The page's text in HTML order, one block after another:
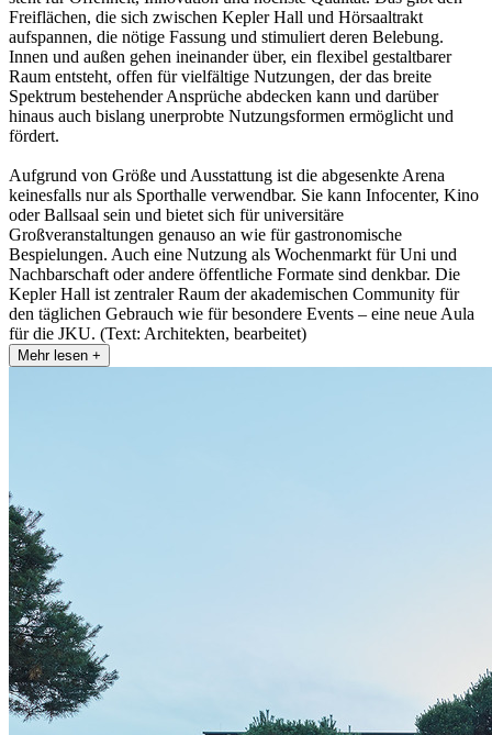
Freiflächen, die sich zwischen Kepler Hall und Hörsaaltrakt
aufspannen, die nötige Fassung und stimuliert deren Belebung.
Innen und außen gehen ineinander über, ein flexibel gestaltbarer
Raum entsteht, offen für vielfältige Nutzungen, der das breite
Spektrum bestehender Ansprüche abdecken kann und darüber
hinaus auch bislang unerprobte Nutzungsformen ermöglicht und
fördert.
Aufgrund von Größe und Ausstattung ist die abgesenkte Arena
keinesfalls nur als Sporthalle verwendbar. Sie kann Infocenter, Kino
oder Ballsaal sein und bietet sich für universitäre
Großveranstaltungen genauso an wie für gastronomische
Bespielungen. Auch eine Nutzung als Wochenmarkt für Uni und
Nachbarschaft oder andere öffentliche Formate sind denkbar. Die
Kepler Hall ist zentraler Raum der akademischen Community für
den täglichen Gebrauch wie für besondere Events – eine neue Aula
für die JKU. (Text: Architekten, bearbeitet)
Mehr lesen +